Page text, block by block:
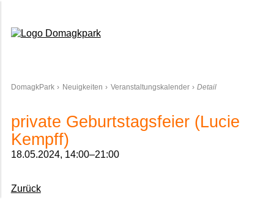
DomagkPark Neuigkeiten Veranstaltungskalender Detail
private Geburtstagsfeier (Lucie
Kempff)
18.05.2024, 14:00–21:00
Zurück